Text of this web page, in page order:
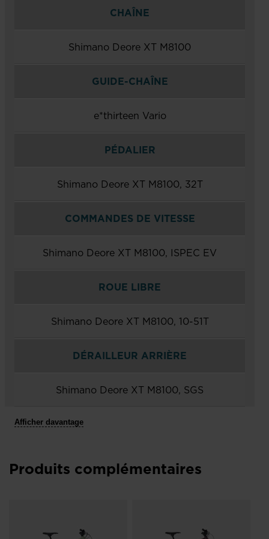
CHAÎNE
Shimano Deore XT M8100
GUIDE-CHAÎNE
e*thirteen Vario
PÉDALIER
Shimano Deore XT M8100, 32T
COMMANDES DE VITESSE
Shimano Deore XT M8100, ISPEC EV
ROUE LIBRE
Shimano Deore XT M8100, 10-51T
DÉRAILLEUR ARRIÈRE
Shimano Deore XT M8100, SGS
Afficher davantage
Produits complémentaires